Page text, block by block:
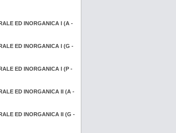
ED INORGANICA I (A -
ED INORGANICA I (G -
ED INORGANICA I (P -
ED INORGANICA II (A -
ED INORGANICA II (G -